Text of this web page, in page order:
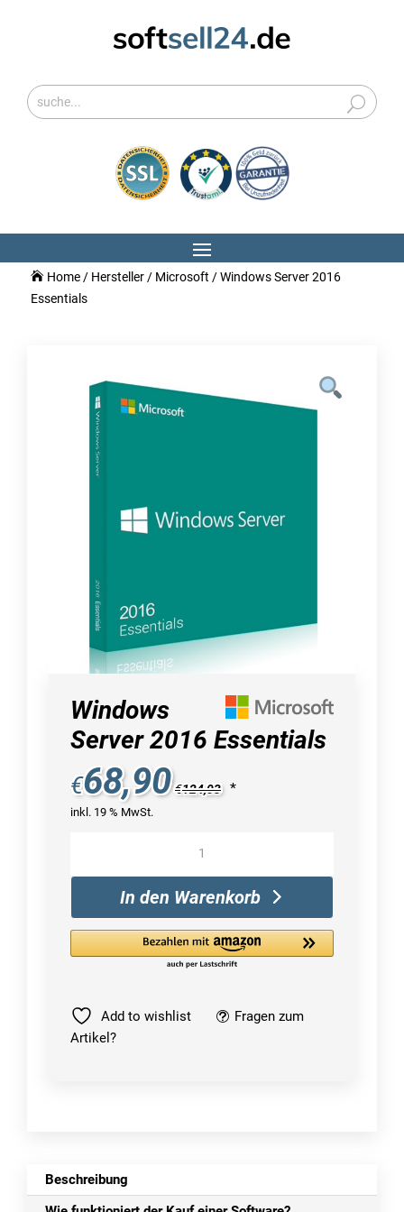
Home/ Hersteller/ Microsoft / Windows Server 2016
Essentials
Windows
Server 2016 Essentials
€68,90 €124,03 *
inkl. 19 % MwSt.
Essentials
Menge
In den Warenkorb
Add to wishlist
Fragen zum
Artikel?
Beschreibung